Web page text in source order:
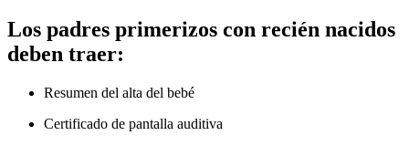
Los padres primerizos con recién nacidos
deben traer:
Resumen del alta del bebé
Certificado de pantalla auditiva